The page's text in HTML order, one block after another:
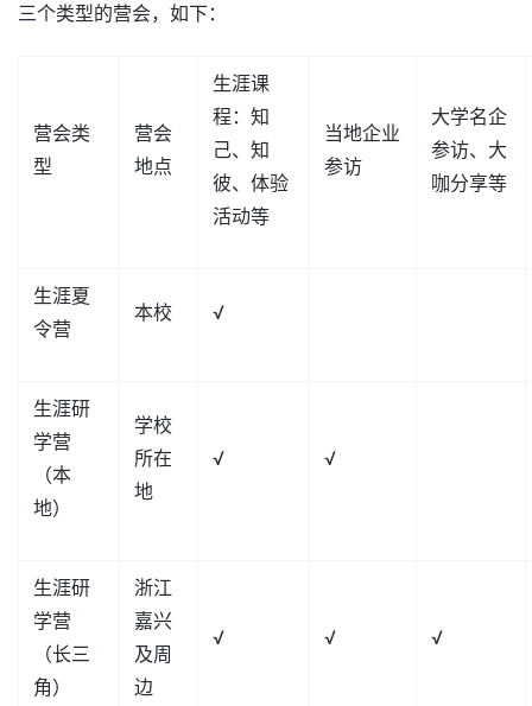
三个类型的营会，如下：
营会类
型
营会
地点
生涯课
程：知
己、知
彼、体验
活动等
当地企业
参访
大学名企
参访、大
咖分享等
生涯夏
令营
本校 √
生涯研
学营
（本
地）
学校
所在
地
√ √
生涯研
学营
（长三
角）
浙江
嘉兴
及周
边
√ √ √